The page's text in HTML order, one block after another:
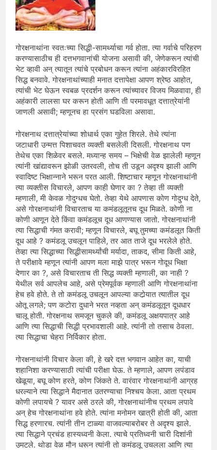
गोरक्षनाथांना स्वतःच्या सिद्धी-सामर्थ्याचा गर्व होता. त्या गर्वाचे परिहरण
करण्यासाठीच ही दत्तभगवानांची योजना असावी की, जेणेकरून त्यांची
भेट व्हावी अन् त्यातून त्यांचे प्रबोधन करून त्यांना अहंकारविरहित
सिद्ध बनवावे. गोरक्षनाथांच्याही मनात दत्तापेक्षा आपण श्रेष्ठ आहोत,
त्यांची भेट घेऊन स्वबळ प्रदर्शन करून त्यांच्यावर विजय मिळवावा, ही
अहंकारी लालसा घर करून होती आणि ती परमावधूत दत्तात्रेयांनी
जाणली असावी; म्हणूनच हा प्रसंग घडविला असावा.
गोरक्षनाथ दत्तात्रेयांच्या शोधार्थ एका गुहेत शिरले. तेथे त्यांना
जटाधारी उन्मत्त पिशाचवत व्यक्ती बसलेली दिसली. गोरक्षनाथ पण
तेथेच एका शिळेवर बसले. मध्यान्ह समय – भिक्षेची वेळ झालेली म्हणून
त्यांनी खांद्यावरून झोळी उतरवली, तोच ती उडून अदृश्य झाली आणि
स्वादिष्ट भिक्षान्नाने भरून परत आली. शिष्टाचार म्हणून गोरक्षनाथांनी
त्या व्यक्तीस विचारले, आपण काही घेणार का ? तेव्हा ती व्यक्ती
म्हणाली, मी केवळ गोदुग्धच घेतो. तेव्हा येथे आपणास कोण गोदुग्ध देते,
असे गोरक्षनाथांनी विचारताच या कमंडलूतूनच दूध मिळते. कोणी ना
कोणी आणून देते किंवा कमंडलूच दूध आणण्यास जातो. गोरक्षनाथांनी
त्या सिद्धाची गंमत करावी; म्हणून विचारले, बघू तुमच्या कमंडलूत किती
दूध आहे ? कमंडलू उचलून पाहिले, तर आत ताजे दूध भरलेले होते.
तेव्हा त्या सिद्धाच्या सिद्धीसामर्थ्यांची मर्यादा, ताकद, सीमा किती आहे,
ते परीक्षावे म्हणून त्यांनी आपण मला माझे पात्र भरून गोदूध भिक्षा
देणार का ?, असे विचारताच ती सिद्ध व्यक्ती म्हणाली, का नाही ?
येथील सर्व आपलेच आहे, असे प्रेमपूर्वक म्हणाली आणि गोरक्षनाथांना
हेच हवे होते. ते तो कमंडलू उचलून आपल्या कटोर्‍यात त्यातील दूध
ओतू लगले; पण कटोरा दुधाने भरत नव्हता अन् कमंडलूतून दूधधार
चालू होती. गोरक्षनाथ समजून चुकले की, कमंडलू अक्षयपात्र आहे
आणि त्या सिद्धाची सिद्धी प्रभावशाली आहे. त्यांनी तो तसाच ठेवला.
त्या सिद्धाचा चेहरा निर्विकार होता.
गोरक्षनाथांनी विचार केला की, हे खरे दत्त भगवान आहेत का, याची
शहानिशा करण्यासाठी त्यांची परीक्षा घेऊ. ते म्हणाले, आपण लपंडाव
खेळूया, बघू कोण हरते, कोण जिंकते ते. वारंवार गोरक्षनाथांनी आग्रह
धरल्याने त्या सिद्धाने मैदानात उतरण्याचा निश्‍चय केला. आता प्रथम
कोणी लपायचे ? यावर असे ठरले की, गोरक्षनाथांनीच प्रथम लपावे
अन् हेच गोरक्षनाथांना हवे होते. त्यांना मनोमन खात्री होती की, आता
सिद्ध हरणारच. त्यांनी तीन टाळ्या वाजवल्याबरोबर ते अदृश्य झाले.
त्या सिद्धाने प्रचंड हास्यध्वनी केला. त्याचे प्रतिध्वनी चारी दिशांनी
उमटले. थोडा वेळ मौन धरून त्यांनी तो कमंडलू उचलला आणि त्या